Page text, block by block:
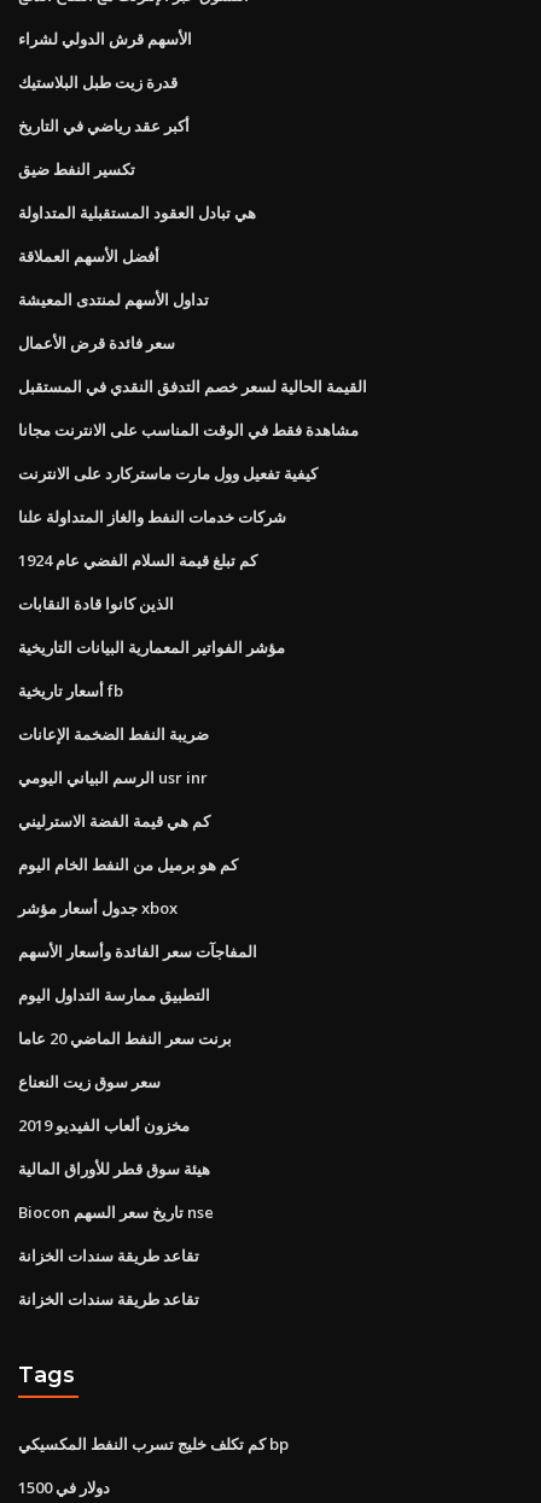
الأسهم قرش الدولي لشراء
قدرة زيت طبل البلاستيك
أكبر عقد رياضي في التاريخ
تكسير النفط ضيق
هي تبادل العقود المستقبلية المتداولة
أفضل الأسهم العملاقة
تداول الأسهم لمنتدى المعيشة
سعر فائدة قرض الأعمال
القيمة الحالية لسعر خصم التدفق النقدي في المستقبل
مشاهدة فقط في الوقت المناسب على الانترنت مجانا
كيفية تفعيل وول مارت ماستركارد على الانترنت
شركات خدمات النفط والغاز المتداولة علنا
كم تبلغ قيمة السلام الفضي عام 1924
الذين كانوا قادة النقابات
مؤشر الفواتير المعمارية البيانات التاريخية
أسعار تاريخية fb
ضريبة النفط الضخمة الإعانات
الرسم البياني اليومي usr inr
كم هي قيمة الفضة الاسترليني
كم هو برميل من النفط الخام اليوم
جدول أسعار مؤشر xbox
المفاجآت سعر الفائدة وأسعار الأسهم
التطبيق ممارسة التداول اليوم
برنت سعر النفط الماضي 20 عاما
سعر سوق زيت النعناع
مخزون ألعاب الفيديو 2019
هيئة سوق قطر للأوراق المالية
Biocon تاريخ سعر السهم nse
تقاعد طريقة سندات الخزانة
تقاعد طريقة سندات الخزانة
Tags
كم تكلف خليج تسرب النفط المكسيكي bp
1500 دولار في